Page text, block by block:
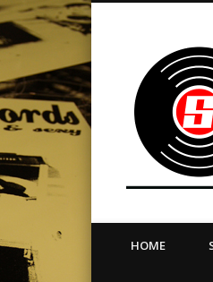
LABEL | MERCH |
VimeoDribble LinkedIn
HOME